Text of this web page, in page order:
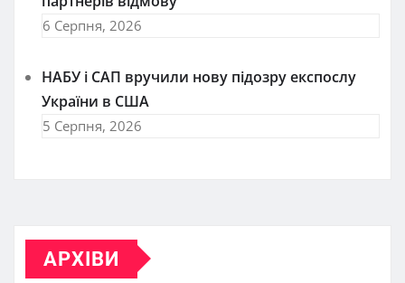
6 Серпня, 2026
НАБУ і САП вручили нову підозру експослу
України в США
5 Серпня, 2026
АРХІВИ